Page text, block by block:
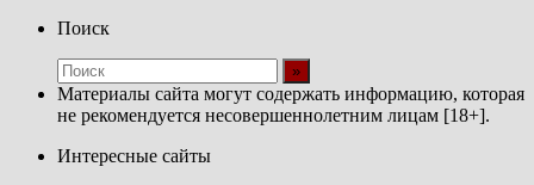
Поиск
Материалы сайта могут содержать информацию, которая
не рекомендуется несовершеннолетним лицам [18+].
Интересные сайты